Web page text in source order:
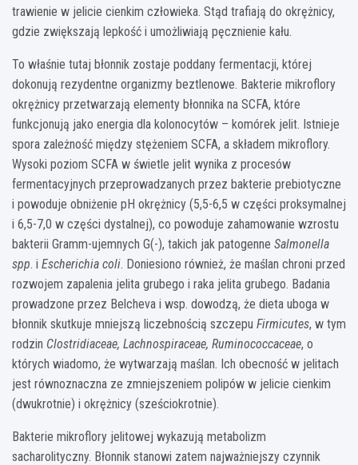
trawienie w jelicie cienkim człowieka. Stąd trafiają do okrężnicy,
gdzie zwiększają lepkość i umożliwiają pęcznienie kału.
To właśnie tutaj błonnik zostaje poddany fermentacji, której
dokonują rezydentne organizmy beztlenowe. Bakterie mikroflory
okrężnicy przetwarzają elementy błonnika na SCFA, które
funkcjonują jako energia dla kolonocytów – komórek jelit. Istnieje
spora zależność między stężeniem SCFA, a składem mikroflory.
Wysoki poziom SCFA w świetle jelit wynika z procesów
fermentacyjnych przeprowadzanych przez bakterie prebiotyczne
i powoduje obniżenie pH okrężnicy (5,5-6,5 w części proksymalnej
i 6,5-7,0 w części dystalnej), co powoduje zahamowanie wzrostu
bakterii Gramm-ujemnych G(-), takich jak patogenne Salmonella
spp. i Escherichia coli. Doniesiono również, że maślan chroni przed
rozwojem zapalenia jelita grubego i raka jelita grubego. Badania
prowadzone przez Belcheva i wsp. dowodzą, że dieta uboga w
błonnik skutkuje mniejszą liczebnością szczepu Firmicutes, w tym
rodzin Clostridiaceae, Lachnospiraceae, Ruminococcaceae, o
których wiadomo, że wytwarzają maślan. Ich obecność w jelitach
jest równoznaczna ze zmniejszeniem polipów w jelicie cienkim
(dwukrotnie) i okrężnicy (sześciokrotnie).
Bakterie mikroflory jelitowej wykazują metabolizm
sacharolityczny. Błonnik stanowi zatem najważniejszy czynnik